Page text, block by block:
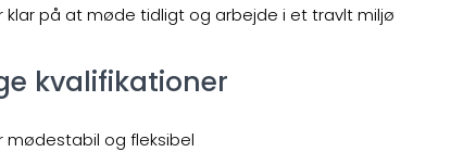
klar på at møde tidligt og arbejde i et travlt miljø
kvalifikationer
mødestabil og fleksibel